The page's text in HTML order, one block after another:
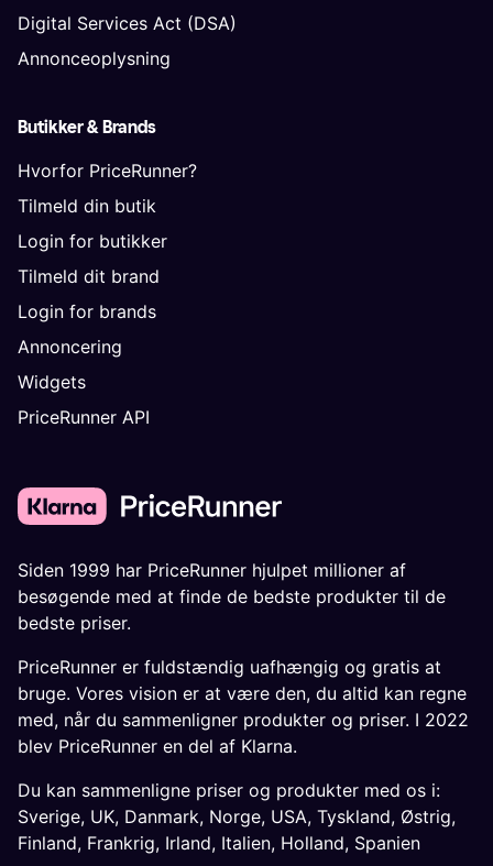
Digital Services Act (DSA)
Annonceoplysning
Butikker & Brands
Hvorfor PriceRunner?
Tilmeld din butik
Login for butikker
Tilmeld dit brand
Login for brands
Annoncering
Widgets
PriceRunner API
Siden 1999 har PriceRunner hjulpet millioner af
besøgende med at finde de bedste produkter til de
bedste priser.
PriceRunner er fuldstændig uafhængig og gratis at
bruge. Vores vision er at være den, du altid kan regne
med, når du sammenligner produkter og priser. I 2022
blev PriceRunner en del af Klarna.
Du kan sammenligne priser og produkter med os i:
Sverige, UK, Danmark, Norge, USA, Tyskland, Østrig,
Finland, Frankrig, Irland, Italien, Holland, Spanien